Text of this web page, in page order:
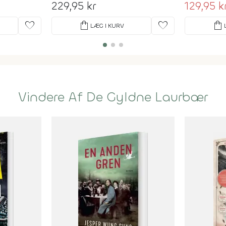
favorite
229,95 kr
shopping_bag LÆG I KURV favorite
129,95
shopping_bag
Vindere Af De Gyldne Laurbær